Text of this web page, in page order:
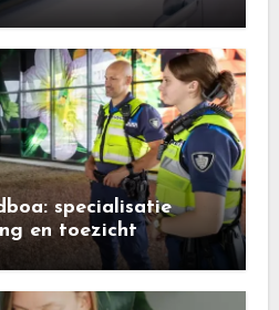
specialisatie
en toezicht